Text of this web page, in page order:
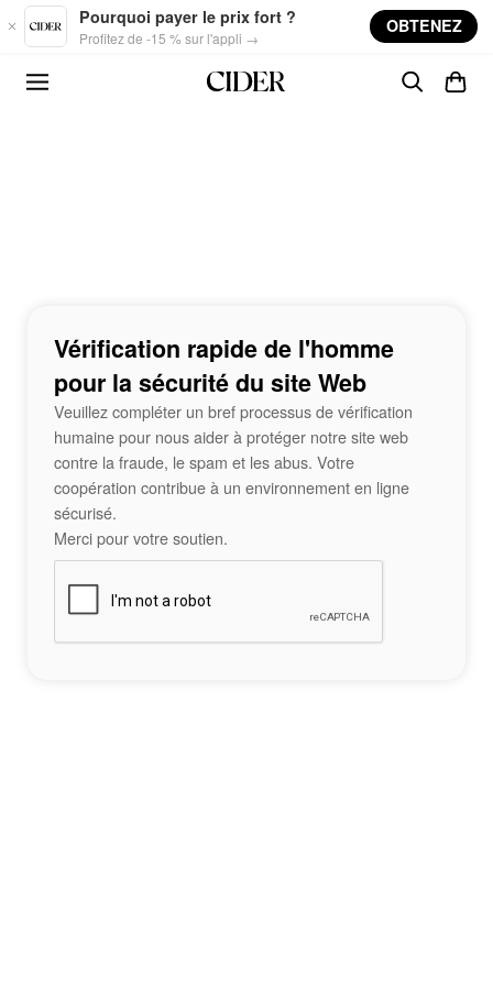
Skip to main content
Pourquoi payer le prix fort ?
Profitez de -15 % sur l'appli →
OBTENEZ
Vérification rapide de l'homme
pour la sécurité du site Web
Veuillez compléter un bref processus de vérification
humaine pour nous aider à protéger notre site web
contre la fraude, le spam et les abus. Votre
coopération contribue à un environnement en ligne
sécurisé.
Merci pour votre soutien.